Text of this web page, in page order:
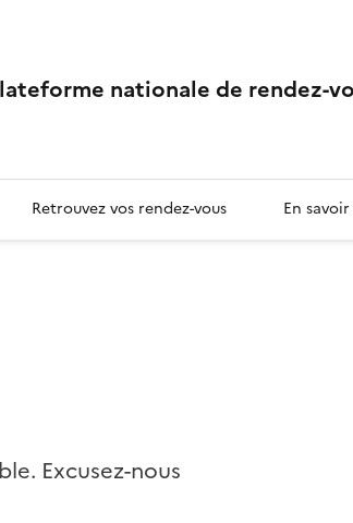
nationale de rendez-
Retrouvez vos rendez-vous En
Excusez-nous